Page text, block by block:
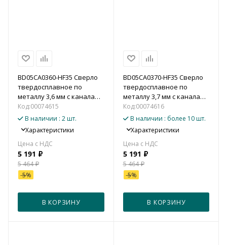
BD05CA0360-HF35 Сверло
твердосплавное по
металлу 3,6 мм с каналами
для подвода СОЖ (5xD)
Код:00074615
В наличии : 2 шт.
Характеристики
5 191 ₽
5 464₽
-5%
В КОРЗИНУ
BD05CA0370-HF35 Сверло
твердосплавное по
металлу 3,7 мм с каналами
для подвода СОЖ (5xD)
Код:00074616
В наличии : более 10 шт.
Характеристики
5 191 ₽
5 464₽
-5%
В КОРЗИНУ